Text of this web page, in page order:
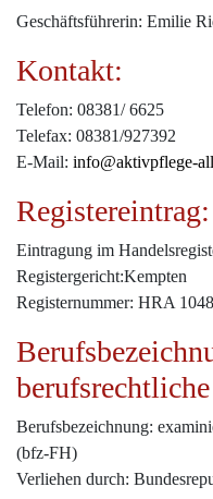
Geschäftsführerin: Emilie
Kontakt:
Telefon: 08381/ 6625
Telefax: 08381/927392
E-Mail: info@aktivpflege-
Registereintrag:
Eintragung im
Registergericht:Kempten
Registernummer: HRA
Berufsbezeichnung:
(bfz-FH)
Verliehen durch: